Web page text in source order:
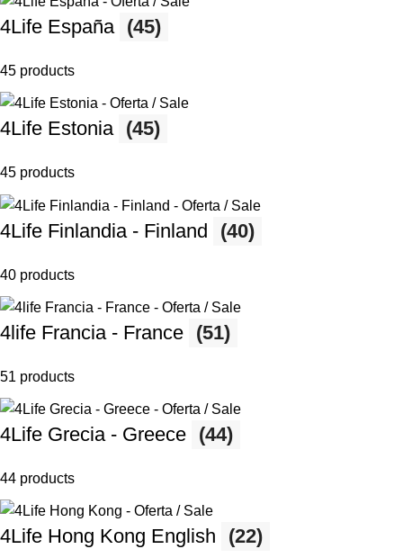
4Life España (45)
45 products
4Life Estonia (45)
45 products
4Life Finlandia - Finland (40)
40 products
4life Francia - France (51)
51 products
4Life Grecia - Greece (44)
44 products
4Life Hong Kong English (22)